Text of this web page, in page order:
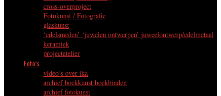
cross-overproject
Fotokunst / Fotografie
glaskunst
‘edelsmeden’ ‘juwelen ontwerpen’ juweelontwerp/edelmetaal
keramiek
projectatelier
Foto’s
video’s over ika
archief boekkunst boekbinden
archief fotokunst